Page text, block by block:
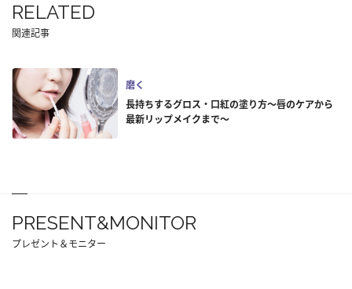
RELATED
関連記事
磨く
長持ちするグロス・口紅の塗り方～唇のケアから
最新リップメイクまで～
PRESENT&MONITOR
プレゼント＆モニター